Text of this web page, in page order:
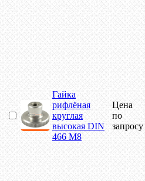
Гайка
рифлёная
круглая
высокая DIN
466 М8
Цена
по
запросу